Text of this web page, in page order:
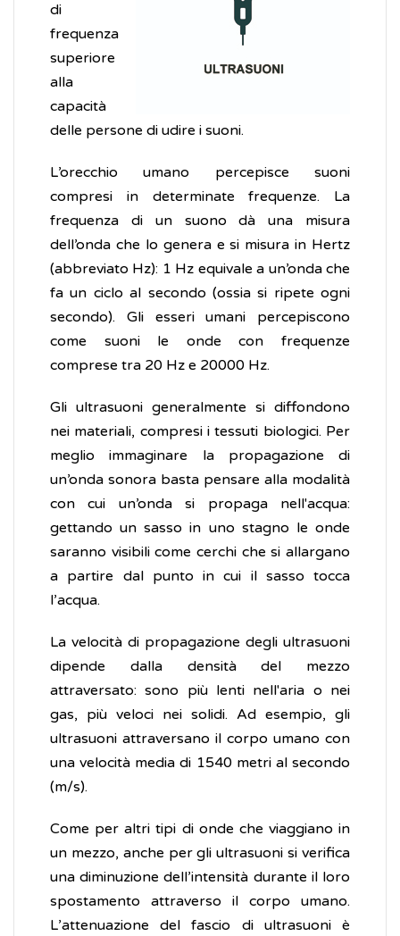
di
frequenza
superiore
alla
capacità
delle persone di udire i suoni.
L’orecchio umano percepisce suoni
compresi in determinate frequenze. La
frequenza di un suono dà una misura
dell’onda che lo genera e si misura in Hertz
(abbreviato Hz): 1 Hz equivale a un’onda che
fa un ciclo al secondo (ossia si ripete ogni
secondo). Gli esseri umani percepiscono
come suoni le onde con frequenze
comprese tra 20 Hz e 20000 Hz.
Gli ultrasuoni generalmente si diffondono
nei materiali, compresi i tessuti biologici. Per
meglio immaginare la propagazione di
un’onda sonora basta pensare alla modalità
con cui un’onda si propaga nell'acqua:
gettando un sasso in uno stagno le onde
saranno visibili come cerchi che si allargano
a partire dal punto in cui il sasso tocca
l’acqua.
La velocità di propagazione degli ultrasuoni
dipende dalla densità del mezzo
attraversato: sono più lenti nell'aria o nei
gas, più veloci nei solidi. Ad esempio, gli
ultrasuoni attraversano il corpo umano con
una velocità media di 1540 metri al secondo
(m/s).
Come per altri tipi di onde che viaggiano in
un mezzo, anche per gli ultrasuoni si verifica
una diminuzione dell’intensità durante il loro
spostamento attraverso il corpo umano.
L’attenuazione del fascio di ultrasuoni è